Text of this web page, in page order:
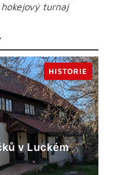
turnaj
v Luckém
HISTORIE